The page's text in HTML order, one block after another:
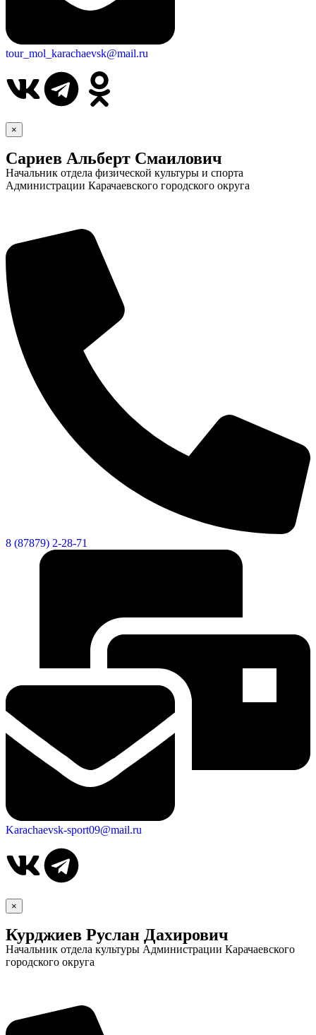
tour_mol_karachaevsk@mail.ru
×
Сариев Альберт Смаилович
Начальник отдела физической культуры и спорта
Администрации Карачаевского городского округа
8 (87879) 2-28-71
Karachaevsk-sport09@mail.ru
×
Курджиев Руслан Дахирович
Начальник отдела культуры Администрации Карачаевского
городского округа